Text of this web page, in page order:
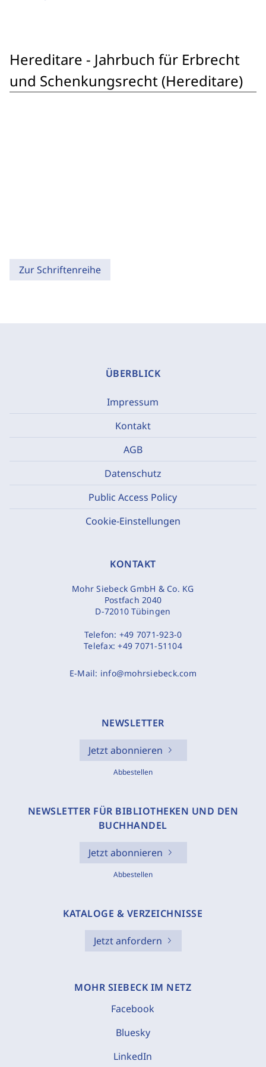
Hereditare - Jahrbuch für Erbrecht
und Schenkungsrecht (Hereditare)
Zur Schriftenreihe
ÜBERBLICK
Impressum
Kontakt
AGB
Datenschutz
Public Access Policy
Cookie-Einstellungen
KONTAKT
Mohr Siebeck GmbH & Co. KG
Postfach 2040
D-72010 Tübingen
Telefon: +49 7071-923-0
Telefax:+49 7071-51104
E-Mail: info@mohrsiebeck.com
NEWSLETTER
Jetzt abonnieren
Abbestellen
NEWSLETTER FÜR BIBLIOTHEKEN UND DEN
BUCHHANDEL
Jetzt abonnieren
Abbestellen
KATALOGE & VERZEICHNISSE
Jetzt anfordern
MOHR SIEBECK IM NETZ
Facebook
Bluesky
LinkedIn